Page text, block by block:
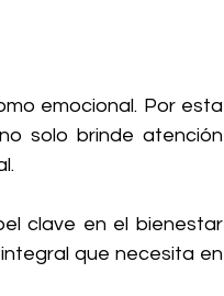
emocional. Por esta
solo brinde atención
clave en el bienestar
que necesita en